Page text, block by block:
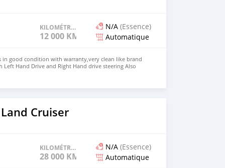
KILOMÉTRAGE
12 000 KM
N/A (Essence)
Automatique
in good condition with warranty,very clean like brand
Left Hand Drive and Right Hand drive steering Also
2023 Price: $4,000 USD WHATSAPP NUMBER:
lucansachezs@hotmail.com
Cruiser
KILOMÉTRAGE
28 000 KM
N/A (Essence)
Automatique